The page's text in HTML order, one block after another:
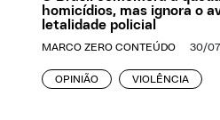
homicídios, mas ignora o
letalidade policial
MARCO ZERO CONTEÚDO 30/
OPINIÃO VIOLÊNCIA